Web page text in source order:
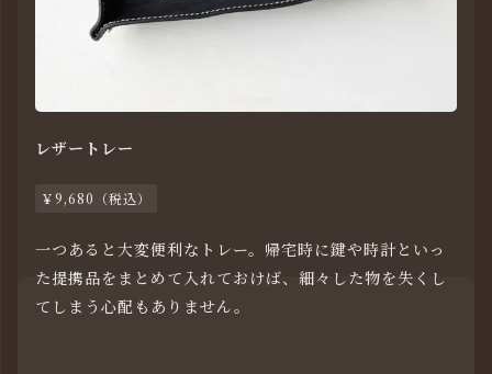
レザートレー
￥9,680（税込）
一つあると大変便利なトレー。帰宅時に鍵や時計といっ
た提携品をまとめて入れておけば、細々した物を失くし
てしまう心配もありません。